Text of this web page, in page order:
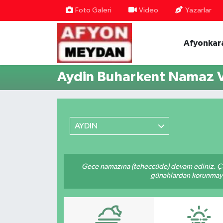
Foto Galeri Video Yazarlar
Aydin Buharkent Namaz
AYDIN
Gece namazına (teheccüde) devam ediniz.
günahlardan
Nöbetçi Eczaneler
Hava Durumu
Trafik Durumu
Son Dakika Haberleri
Haber Arşivi